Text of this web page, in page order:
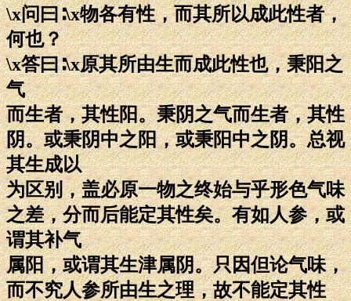
\x问曰∶\x物各有性，而其所以成此性者，
何也？
\x答曰∶\x原其所由生而成此性也，秉阳之
气
而生者，其性阳。秉阴之气而生者，其性
阴。或秉阴中之阳，或秉阳中之阴。总视
其生成以
为区别，盖必原一物之终始与乎形色气味
之差，分而后能定其性矣。有如人参，或
谓其补气
属阳，或谓其生津属阴。只因但论气味，
而不究人参所由生之理，故不能定其性